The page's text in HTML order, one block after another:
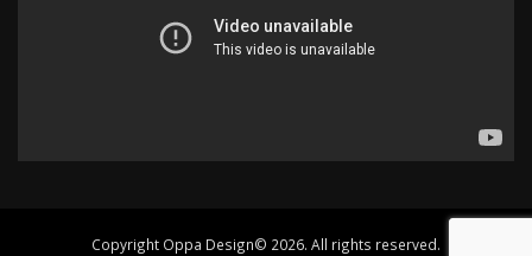
Copyright Oppa Design© 2026. All rights reserved.